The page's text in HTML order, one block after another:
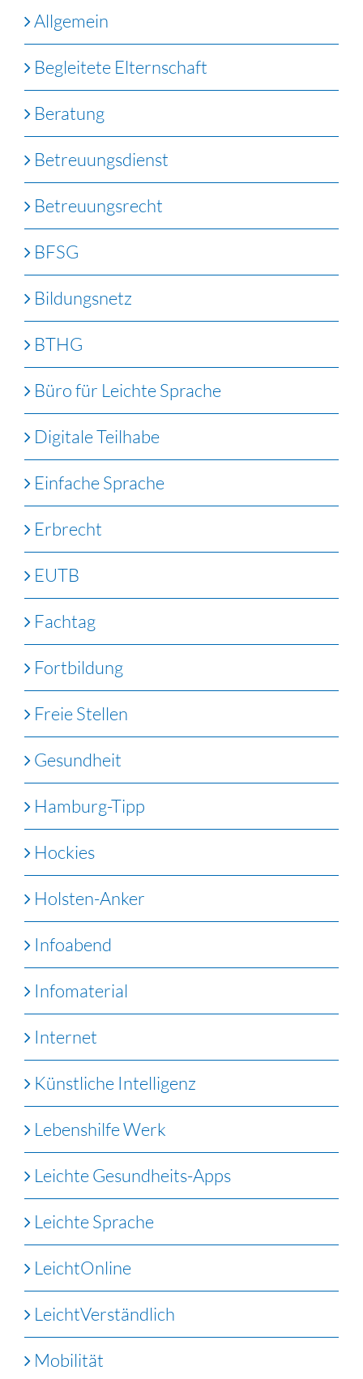
Allgemein
Begleitete Elternschaft
Beratung
Betreuungsdienst
Betreuungsrecht
BFSG
Bildungsnetz
BTHG
Büro für Leichte Sprache
Digitale Teilhabe
Einfache Sprache
Erbrecht
EUTB
Fachtag
Fortbildung
Freie Stellen
Gesundheit
Hamburg-Tipp
Hockies
Holsten-Anker
Infoabend
Infomaterial
Internet
Künstliche Intelligenz
Lebenshilfe Werk
Leichte Gesundheits-Apps
Leichte Sprache
LeichtOnline
LeichtVerständlich
Mobilität